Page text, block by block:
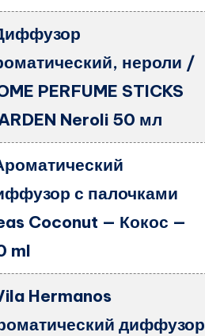
нероли /
PERFUME STICKS
Neroli 50 мл
с палочками
Coconut — Кокос —
ml
Hermanos
диффузор